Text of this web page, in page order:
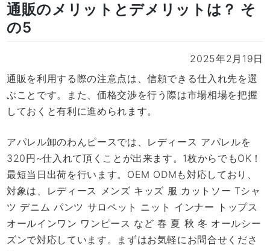
通販のメリットとデメリットは？ そ
の5
2025年2月19日
通販を利用する際の注意点は、信頼できる仕入れ先を選
ぶことです。また、価格交渉を行う際は市場相場を把握
しておくと有利に進められます。
アパレル卸のわんピースでは、レディース アパレルを
320円~仕入れて頂くことが出来ます。1枚からでもOK！
最短当日出荷を行います。OEM ODMも対応しており、
対象は、レディース メンズ キッズ 服 カットソー Tシャ
ツ デニム パンツ サロペット ニット インナー トップス
オールインワン ワンピース など 春 夏 秋 冬 オールシー
ズンで対応しています。まずはお気軽にお問合せくださ